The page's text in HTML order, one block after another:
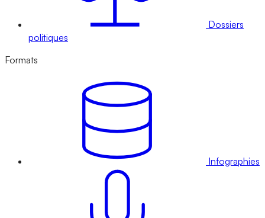
Dossiers
politiques
Formats
Infographies